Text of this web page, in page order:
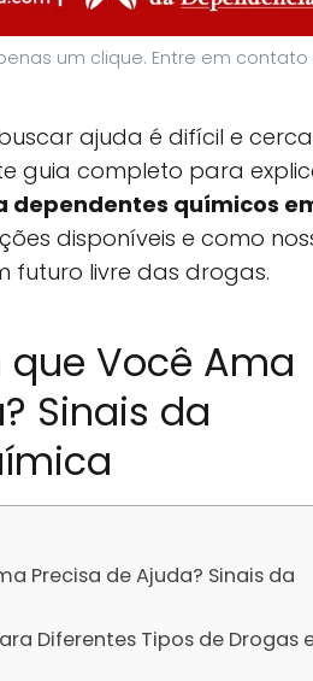
um clique. Entre em contato
ajuda é difícil e
guia completo para
químicos
disponíveis e como
futuro livre das drogas.
Você Ama
Sinais da
Precisa de Ajuda? Sinais da
Diferentes Tipos de Drogas